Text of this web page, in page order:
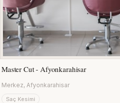
Master Cut - Afyonkarahisar
Merkez, Afyonkarahisar
Saç Kesimi